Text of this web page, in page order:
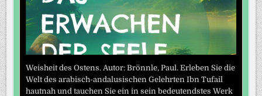
Weisheit des Ostens. Autor: Brönnle, Paul. Erleben Sie die
Welt des arabisch-andalusischen Gelehrten Ibn Tufail
hautnah und tauchen Sie ein in sein bedeutendstes Werk